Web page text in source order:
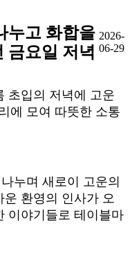
누고 화합을
금요일 저녁
2026-
06-29
초입의 저녁에 고운
에 모여 따뜻한 소통
누며 새로이 고운의
환영의 인사가 오
이야기들로 테이블마